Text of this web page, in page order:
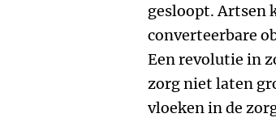
gesloopt. Artsen
converteerbare
Een revolutie in
zorg niet laten
vloeken in de